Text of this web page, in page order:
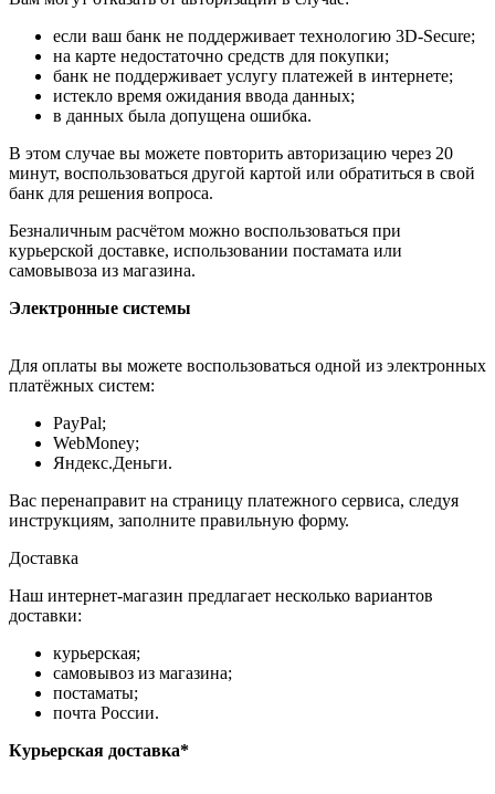
если ваш банк не поддерживает технологию 3D-Secure;
на карте недостаточно средств для покупки;
банк не поддерживает услугу платежей в интернете;
истекло время ожидания ввода данных;
в данных была допущена ошибка.
В этом случае вы можете повторить авторизацию через 20
минут, воспользоваться другой картой или обратиться в свой
банк для решения вопроса.
Безналичным расчётом можно воспользоваться при
курьерской доставке, использовании постамата или
самовывоза из магазина.
Электронные системы
Для оплаты вы можете воспользоваться одной из электронных
платёжных систем:
PayPal;
WebMoney;
Яндекс.Деньги.
Вас перенаправит на страницу платежного сервиса, следуя
инструкциям, заполните правильную форму.
Доставка
Наш интернет-магазин предлагает несколько вариантов
доставки:
курьерская;
самовывоз из магазина;
постаматы;
почта России.
Курьерская доставка*